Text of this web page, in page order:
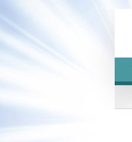
to
content